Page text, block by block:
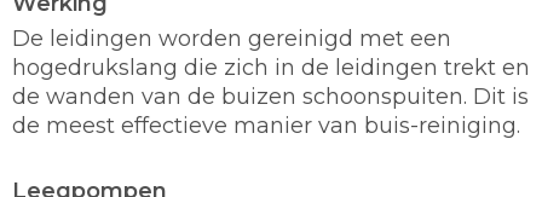
De leidingen worden gereinigd met een
hogedrukslang die zich in de leidingen trekt en
de wanden van de buizen schoonspuiten. Dit is
de meest effectieve manier van buis-reiniging.
Leegpompen